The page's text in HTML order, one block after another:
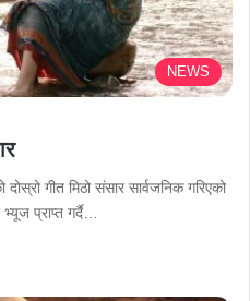
NEWS
गीत मिठो संसार सार्वजनिक गरिएको
प्राप्त गर्दै…